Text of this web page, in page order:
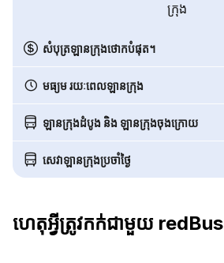
ក្រុង
សំបុត្រឡានក្រុងថោកបំផុត។
មធ្យម រយៈពេលឡានក្រុង
ឡានក្រុងដំបូង និង ឡានក្រុងចុងក្រោយ
សេវាឡានក្រុងប្រចាំថ្ងៃ
ហេតុអ្វីត្រូវកក់ជាមួយ redBus